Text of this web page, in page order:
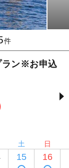
件
ラン※お申込
土
15
日
16